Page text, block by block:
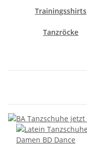
Trainingsshirts
Tanzröcke